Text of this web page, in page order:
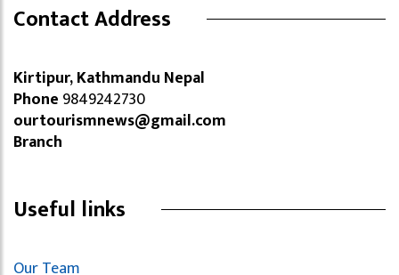
Contact Address
Kirtipur, Kathmandu Nepal
Phone 9849242730
ourtourismnews@gmail.com
Branch
Useful links
Our Team